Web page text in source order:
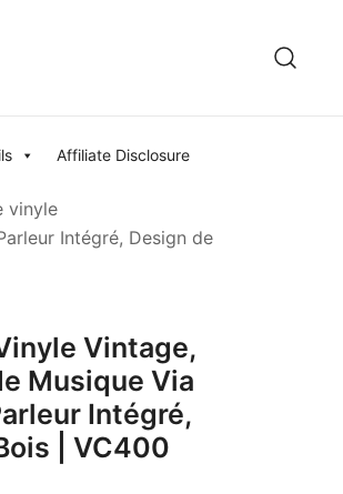
Affiliate Disclosure
vinyle
Intégré, Design de
Vintage,
Musique Via
Intégré,
| VC400